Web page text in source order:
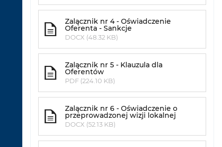
Zalącznik nr 4 - Oświadczenie
Oferenta - Sankcje
DOCX (48.32 KB)
Zalącznik nr 5 - Klauzula dla
Oferentów
PDF (224.10 KB)
Zalącznik nr 6 - Oświadczenie o
przeprowadzonej wizji lokalnej
DOCX (52.13 KB)